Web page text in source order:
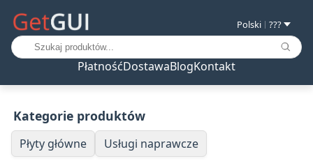
PłatnośćDostawaBlogKontakt
Polski | ???
Kategorie produktów
Płyty główne Usługi naprawcze